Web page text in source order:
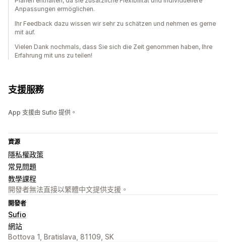
Anpassungen ermöglichen.
Ihr Feedback dazu wissen wir sehr zu schätzen und nehmen es gerne
mit auf.
Vielen Dank nochmals, dass Sie sich die Zeit genommen haben, Ihre
Erfahrung mit uns zu teilen!
支援服務
App 支援由 Sufio 提供。
資源
隱私權政策
常見問題
教學課程
開發者無法直接以繁體中文提供支援。
開發者
Sufio
網站
Bottova 1, Bratislava, 81109, SK